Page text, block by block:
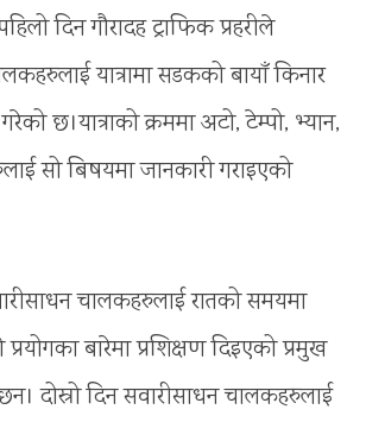
दिन गौरादह ट्राफिक प्रहरीले
यात्रामा सडकको बायाँ किनार
छ।यात्राको क्रममा अटो, टेम्पो, भ्यान,
सो बिषयमा जानकारी गराइएको
चालकहरुलाई रातको समयमा
प्रयोगका बारेमा प्रशिक्षण दिइएको प्रमुख
दोस्रो दिन सवारीसाधन चालकहरुलाई